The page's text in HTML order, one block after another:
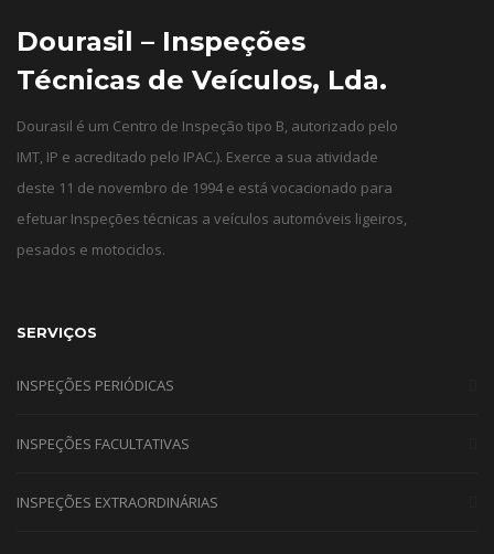
Dourasil – Inspeções
Técnicas de Veículos, Lda.
Dourasil é um Centro de Inspeção tipo B, autorizado pelo
IMT, IP e acreditado pelo IPAC.). Exerce a sua atividade
deste 11 de novembro de 1994 e está vocacionado para
efetuar Inspeções técnicas a veículos automóveis ligeiros,
pesados e motociclos.
SERVIÇOS
INSPEÇÕES PERIÓDICAS
INSPEÇÕES FACULTATIVAS
INSPEÇÕES EXTRAORDINÁRIAS